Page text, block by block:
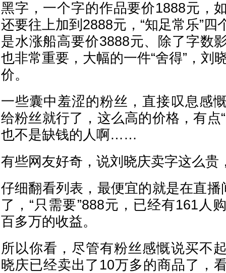
黑字，一个字的作品要价1888元，
还要往上加到2888元，“知足常乐”四
是水涨船高要价3888元、除了字数
也非常重要，大幅的一件“舍得”，刘
价。
一些囊中羞涩的粉丝，直接叹息感
给粉丝就行了，这么高的价格，有点
也不是缺钱的人啊……
有些网友好奇，说刘晓庆卖字这么贵
仔细翻看列表，最便宜的就是在直播
了，“只需要”888元，已经有161人
百多万的收益。
所以你看，尽管有粉丝感慨说买不
晓庆已经卖出了10万多的商品了，